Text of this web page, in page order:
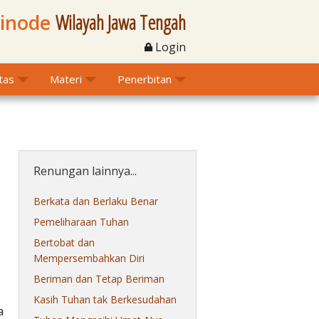
Wilayah Jawa Tengah
Login
Materi Penerbitan
Renungan lainnya...
Berkata dan Berlaku Benar
Pemeliharaan Tuhan
Bertobat dan
Mempersembahkan Diri
Beriman dan Tetap Beriman
Kasih Tuhan tak Berkesudahan